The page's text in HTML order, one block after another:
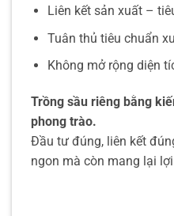
Liên kết sản xuất –
Tuân thủ tiêu chuẩn
Không mở rộng diện
Trồng sầu riêng bằng
phong trào.
Đầu tư đúng, liên kết
ngon mà còn mang lại